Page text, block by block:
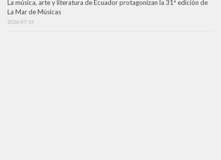
La música, arte y literatura de Ecuador protagonizan la 31ª edición de
La Mar de Músicas
2026-07-15